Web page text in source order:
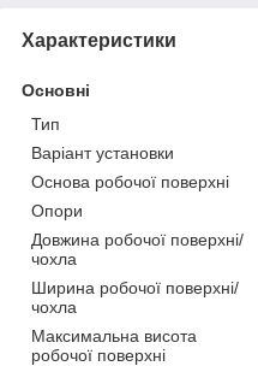
Характеристики
Основні
Тип
Варіант установки
Основа робочої поверхні
Опори
Довжина робочої поверхні/
чохла
Ширина робочої поверхні/
чохла
Максимальна висота
робочої поверхні